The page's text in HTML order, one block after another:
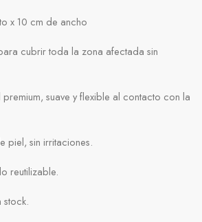
x 10 cm de ancho
cubrir toda la zona afectada sin
premium, suave y flexible al contacto con la
piel, sin irritaciones.
reutilizable.
stock.